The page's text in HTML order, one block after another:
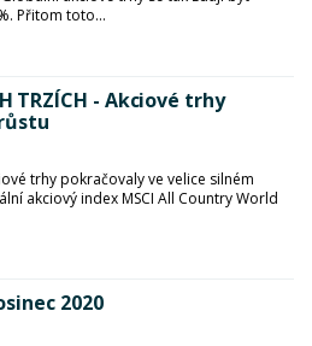
Přitom toto...
TRZÍCH - Akciové trhy
trhy pokračovaly ve velice silném
akciový index MSCI All Country World
2020